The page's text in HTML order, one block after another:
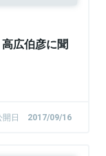
高広伯彦に聞
開日 2017/09/16